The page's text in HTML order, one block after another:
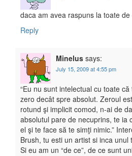
daca am avea raspuns la toate
Reply
Minelus says:
July 15, 2009 at 4:55 pm
“Eu nu sunt intelectual cu toate
zero decât spre absolut. Zeroul
rotund şi implicit comod, n-ai de
absolutul pare de necuprins, te ia
el şi te face să te simţi nimic.”
Brush, tu esti un artist si inca unul
Si eu am un “de ce”, de ce sunt